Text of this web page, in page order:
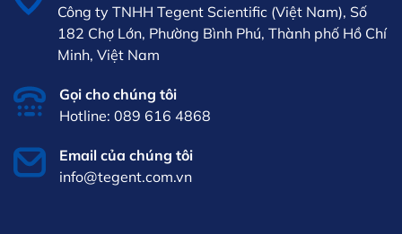
Công ty TNHH Tegent Scientific (Việt Nam), Số
182 Chợ Lớn, Phường Bình Phú, Thành phố Hồ Chí
Minh, Việt Nam
Gọi cho chúng tôi
Hotline: 089 616 4868
Email của chúng tôi
info@tegent.com.vn